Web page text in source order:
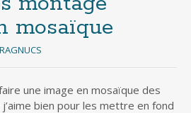
mosaïque
une image en mosaïque des
bien pour les mettre en fond